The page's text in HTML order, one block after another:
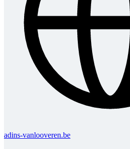
adins-vanlooveren.be